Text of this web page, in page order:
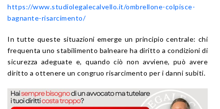
https://www.studiolegalecalvello.it/ombrellone-colpisce-
bagnante-risarcimento/
In tutte queste situazioni emerge un principio centrale: chi
frequenta uno stabilimento balneare ha diritto a condizioni di
sicurezza adeguate e, quando ciò non avviene, può avere
diritto a ottenere un congruo risarcimento per i danni subiti.